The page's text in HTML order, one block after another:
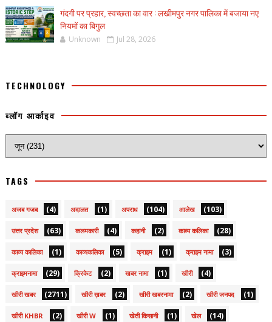
गंदगी पर प्रहार, स्वच्छता का वार : लखीमपुर नगर पालिका में बजाया नए
नियमों का बिगुल
Unknown Jul 28, 2026
TECHNOLOGY
ब्लॉग आर्काइव
TAGS
अजब गजब (4) अदालत (1) अपराध (104) आलेख (103)
उत्तर प्रदेश (63) कलमकारी (4) कहानी (2) काव्य कलिका (28)
काव्य कालिका (1) काव्यकलिका (5) क्राइम (1) क्राइम नामा (3)
क्राइमनामा (29) क्रिकेट (2) खबर नामा (1) खीरी (4)
खीरी खबर (2711) खीरी ख़बर (2) खीरी खबरनामा (2) खीरी जनपद (1)
खीरी KHBR (2) खीरी W (1) खेती किसानी (1) खेल (14)